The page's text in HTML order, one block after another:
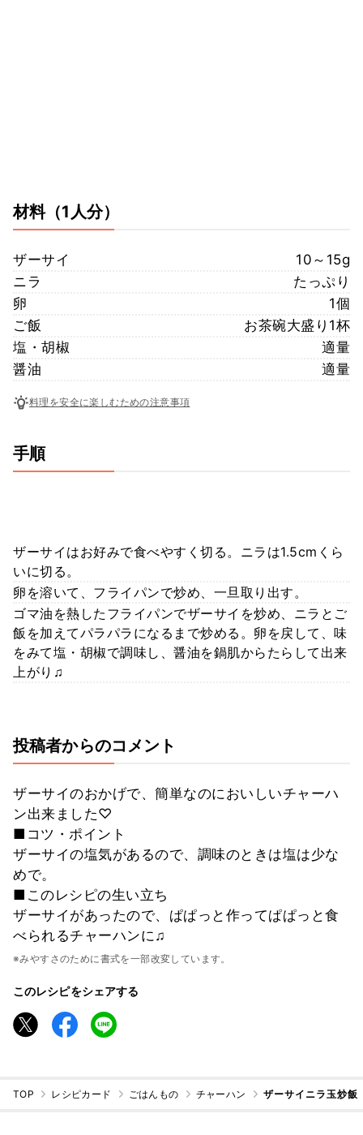
材料（1人分）
ザーサイ
10～15g
ニラ
たっぷり
卵
1個
ご飯
お茶碗大盛り1杯
塩・胡椒
適量
醤油
適量
料理を安全に楽しむための注意事項
手順
ザーサイはお好みで食べやすく切る。ニラは1.5cmくら
いに切る。
卵を溶いて、フライパンで炒め、一旦取り出す。
ゴマ油を熱したフライパンでザーサイを炒め、ニラとご
飯を加えてパラパラになるまで炒める。卵を戻して、味
をみて塩・胡椒で調味し、醤油を鍋肌からたらして出来
上がり♫
投稿者からのコメント
ザーサイのおかげで、簡単なのにおいしいチャーハ
ン出来ました♡
■コツ・ポイント
ザーサイの塩気があるので、調味のときは塩は少な
めで。
■このレシピの生い立ち
ザーサイがあったので、ぱぱっと作ってぱぱっと食
べられるチャーハンに♫
※みやすさのために書式を一部改変しています。
このレシピをシェアする
TOP レシピカード ごはんもの チャーハン ザーサイニラ玉炒飯